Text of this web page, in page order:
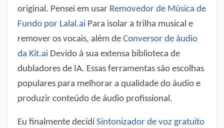
original. Pensei em usar Removedor de Música de
Fundo por Lalal.ai Para isolar a trilha musical e
remover os vocais, além de Conversor de áudio
da Kit.ai Devido à sua extensa biblioteca de
dubladores de IA. Essas ferramentas são escolhas
populares para melhorar a qualidade do áudio e
produzir conteúdo de áudio profissional.
Eu finalmente decidi Sintonizador de voz gratuito